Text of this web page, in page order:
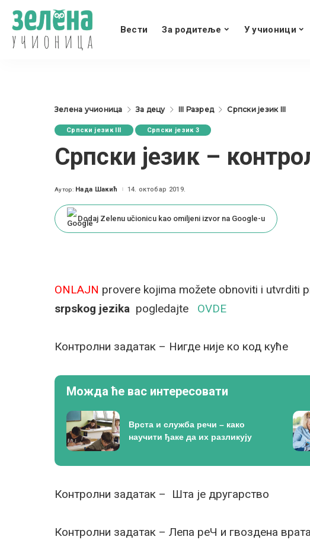
Вести За родитеље У учионици
Зелена учионица За децу III Разред Српски језик III
Српски језик III Српски језик 3
Српски језик –
Posted
Аутор: Нада Шакић 14. октобар 2019.
Dodaj Zelenu učionicu kao omiljeni izvor na Google-u
ONLAJN provere kojima možete obnoviti i utvrditi
srpskog jezika pogledajte OVDE
Контролни задатак – Нигде није ко код куће
Можда ће вас интересовати
Врста и служба речи – како
научити ђаке да их разликују
Контролни задатак – Шта је другарство
Контролни задатак – Лепа реЧ и гвоздена